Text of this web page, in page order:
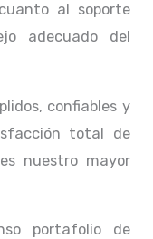
al soporte
adecuado del
confiables y
total de
nuestro mayor
portafolio de